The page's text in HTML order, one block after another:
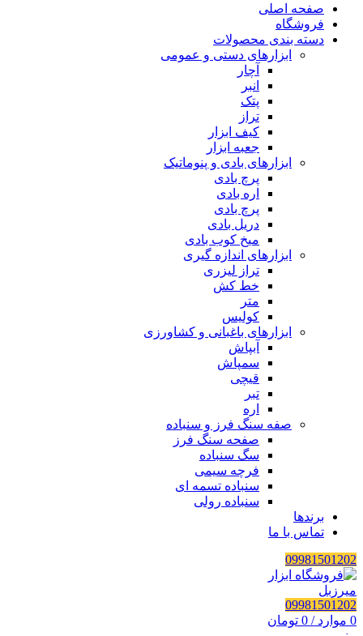
صفحه اصلی
فروشگاه
دسته بندی محصولات
ابزارهای دستی و عمومی
آچار
انبر
پتک
تراز
کیف ابزار
جعبه ابزار
ابزارهای بادی و پنوماتیک
پرچ بادی
اره بادی
پرچ بادی
دریل بادی
میخ کوب بادی
ابزارهای اندازه گیری
تراز لیزری
خط کش
متر
کولیس
ابزارهای باغبانی و کشاورزی
آبپاش
سمپاش
قیچی
تبر
اره
صفه سنگ فرز و سنباده
صفحه سنگ فرز
سگ سنباده
فرچه سیمی
سنباده تسمه ای
سنباده رولی
برندها
تماس با ما
09981501202
09981501202
0 موارد /
0 تومان